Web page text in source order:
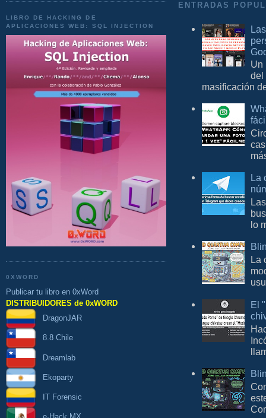
LIBRO DE HACKING DE
APLICACIONES WEB: SQL INJECTION
0XWORD
Publicar tu libro en 0xWord
DISTRIBUIDORES de 0xWORD
DragonJAR
8.8 Chile
Dreamlab
Ekoparty
IT Forensic
ENTRADAS
Un
del
masificación
La
lo
La
El